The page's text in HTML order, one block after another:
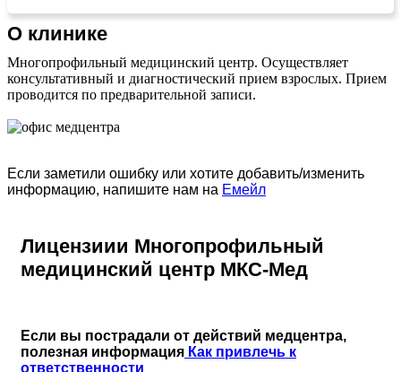
О клинике
Многопрофильный медицинский центр. Осуществляет
консультативный и диагностический прием взрослых. Прием
проводится по предварительной записи.
Если заметили ошибку или хотите добавить/изменить
информацию, напишите нам на Емейл
Лицензиии Многопрофильный
медицинский центр МКС-Мед
Если вы пострадали от действий медцентра,
полезная информация Как привлечь к
ответственности